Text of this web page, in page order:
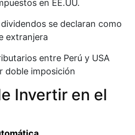
en EE.UU.
se declaran como
extranjera
entre Perú y USA
doble imposición​
Invertir en el